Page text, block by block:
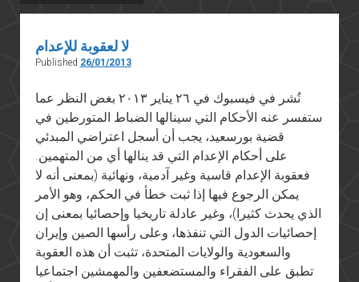
بوستات من فيسبوك
مقابلات في الإعلام
Languages
لا لعقوبة للإعدام
Published 26/01/2013
نُشر في فيسبوك في ٢٦ يناير ٢٠١٣ بغض النظر عما
ستفسر عنه الأحكام التي سينالها الضباط المتورطين في
قضية بورسعيد، يجب أن أسجل اعتراضي المبدئي
على أحكام الإعدام التي قد ينالها أي من المتهمين.
فعقوبة الإعدام قاسية وغير آدمية، ونهائية (بمعنى أنه لا
يمكن الرجوع فيها إذا ثبت خطأ في الحكم، وهو الأمر
الذي يحدث كثيرا)، وغير عادلة تاريخيا وإحصائيا بمعنى إن
إحصائيات الدول التي تنفذها، وعلى رأسها الصين وإيران
والسعودية والولايات المتحدة، تثبت أن هذه العقوبة
تطبق على الفقراء والمستضعفين والمهمشين اجتماعيا